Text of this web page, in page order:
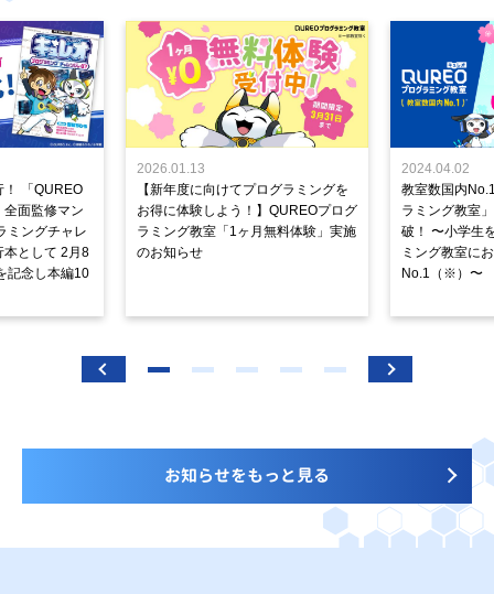
！ 「QUREO
面監修マン
ミングチャレ
本として 2月8
記念し本編10
2026.01.13
【新年度に向けてプログラミングを
お得に体験しよう！】QUREOプログ
ラミング教室「1ヶ月無料体験」実施
のお知らせ
2024.04.02
教室数国内
ラミング教室
破！ 〜小学生
ミング教室に
No.1（※）〜
お知らせをもっと見る